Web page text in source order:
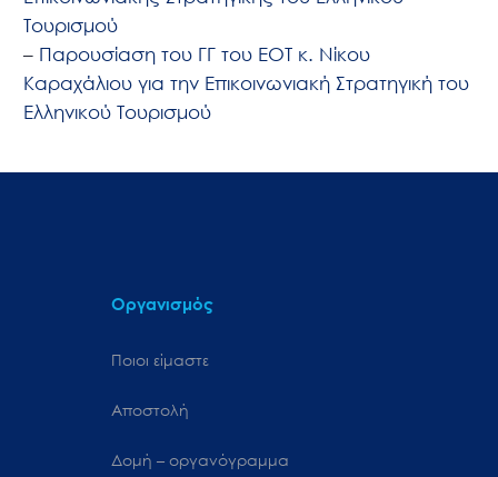
Τουρισμού
– Παρουσίαση του ΓΓ του ΕΟΤ κ. Νίκου
Καραχάλιου για την Επικοινωνιακή Στρατηγική του
Ελληνικού Τουρισμού
Οργανισμός
Ποιοι είμαστε
Αποστολή
Δομή – οργανόγραμμα